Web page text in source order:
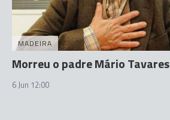
MADEIRA
Morreu o padre Mário Tavares
6 Jun 12:00